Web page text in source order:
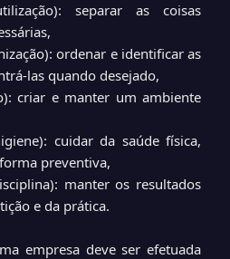
separar as coisas
ordenar e identificar as
las quando desejado,
criar e manter um ambiente
cuidar da saúde física,
preventiva,
manter os resultados
e da prática.
empresa deve ser efetuada